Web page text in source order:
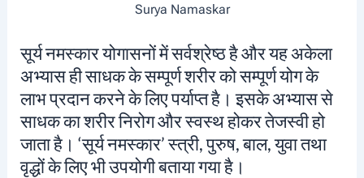
Surya Namaskar
सूर्य नमस्कार योगासनों में सर्वश्रेष्ठ है और यह अकेला
अभ्यास ही साधक के सम्पूर्ण शरीर को सम्पूर्ण योग के
लाभ प्रदान करने के लिए पर्याप्त है। इसके अभ्यास से
साधक का शरीर निरोग और स्वस्थ होकर तेजस्वी हो
जाता है। ‘सूर्य नमस्कार’ स्त्री, पुरुष, बाल, युवा तथा
वृद्धों के लिए भी उपयोगी बताया गया है।